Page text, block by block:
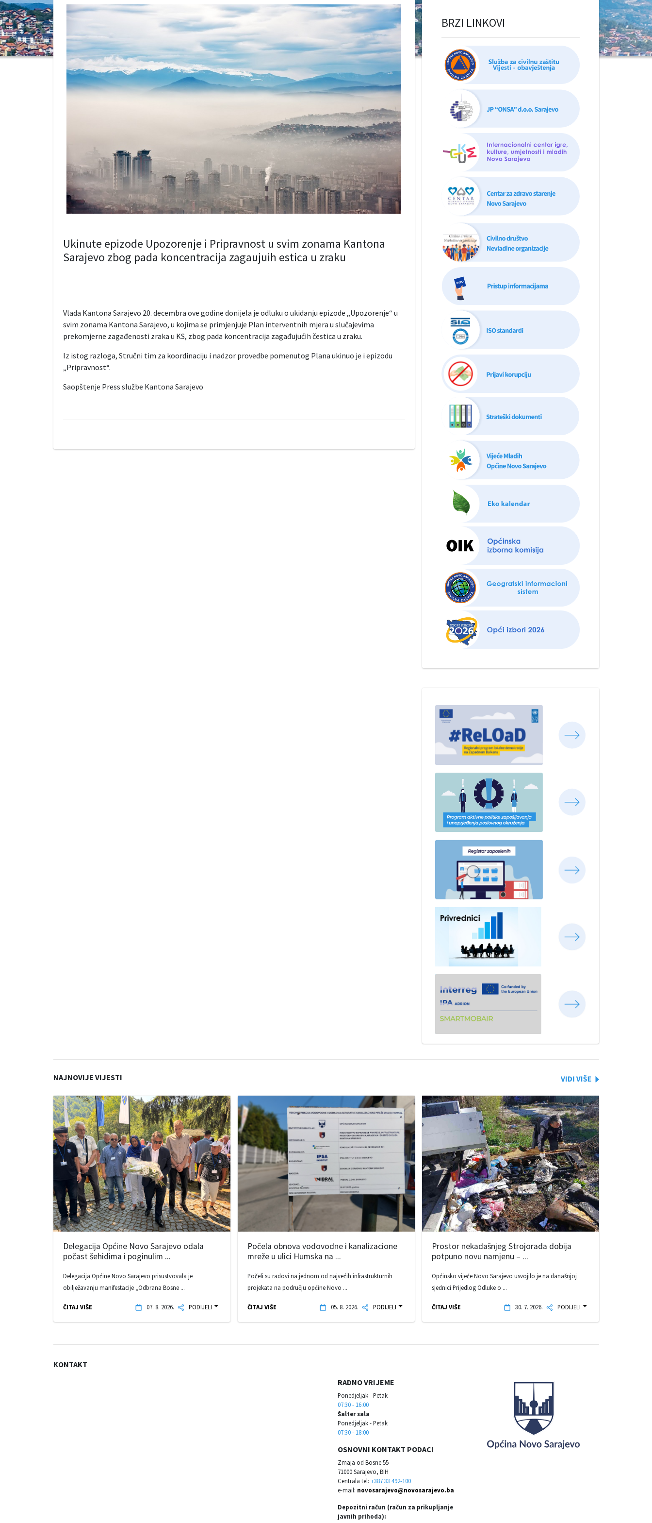
Ukinute epizode Upozorenje i Pripravnost u svim zonama Kantona
Sarajevo zbog pada koncentracija zagaujuih estica u zraku
Vlada Kantona Sarajevo 20. decembra ove godine donijela je odluku o ukidanju epizode „Upozorenje“ u
svim zonama Kantona Sarajevo, u kojima se primjenjuje Plan interventnih mjera u slučajevima
prekomjerne zagađenosti zraka u KS, zbog pada koncentracija zagađujućih čestica u zraku.
Iz istog razloga, Stručni tim za koordinaciju i nadzor provedbe pomenutog Plana ukinuo je i epizodu
„Pripravnost“.
Saopštenje Press službe Kantona Sarajevo
BRZI LINKOVI
NAJNOVIJE VIJESTI
Delegacija Općine Novo Sarajevo odala
počast šehidima i poginulim ...
Delegacija Općine Novo Sarajevo prisustvovala je
obilježavanju manifestacije „Odbrana Bosne ...
ČITAJ VIŠE 07. 8. 2026. PODIJELI
Počela obnova vodovodne i kanalizacione
mreže u ulici Humska na ...
Počeli su radovi na jednom od najvećih infrastrukturnih
projekata na području općine Novo ...
ČITAJ VIŠE 05. 8. 2026. PODIJELI
Prostor nekadašnjeg Strojorada dobija
potpuno novu namjenu – ...
Općinsko vijeće Novo Sarajevo usvojilo je na današnjoj
sjednici Prijedlog Odluke o ...
ČITAJ VIŠE 30. 7. 2026. PODIJELI
KONTAKT
RADNO VRIJEME
Ponedjeljak - Petak
07:30 - 16:00
Šalter sala
Ponedjeljak - Petak
07:30 - 18:00
OSNOVNI KONTAKT PODACI
Zmaja od Bosne 55
71000 Sarajevo, BiH
Centrala tel: +387 33 492-100
e-mail: novosarajevo@novosarajevo.ba
Depozitni račun (račun za prikupljanje
javnih prihoda):